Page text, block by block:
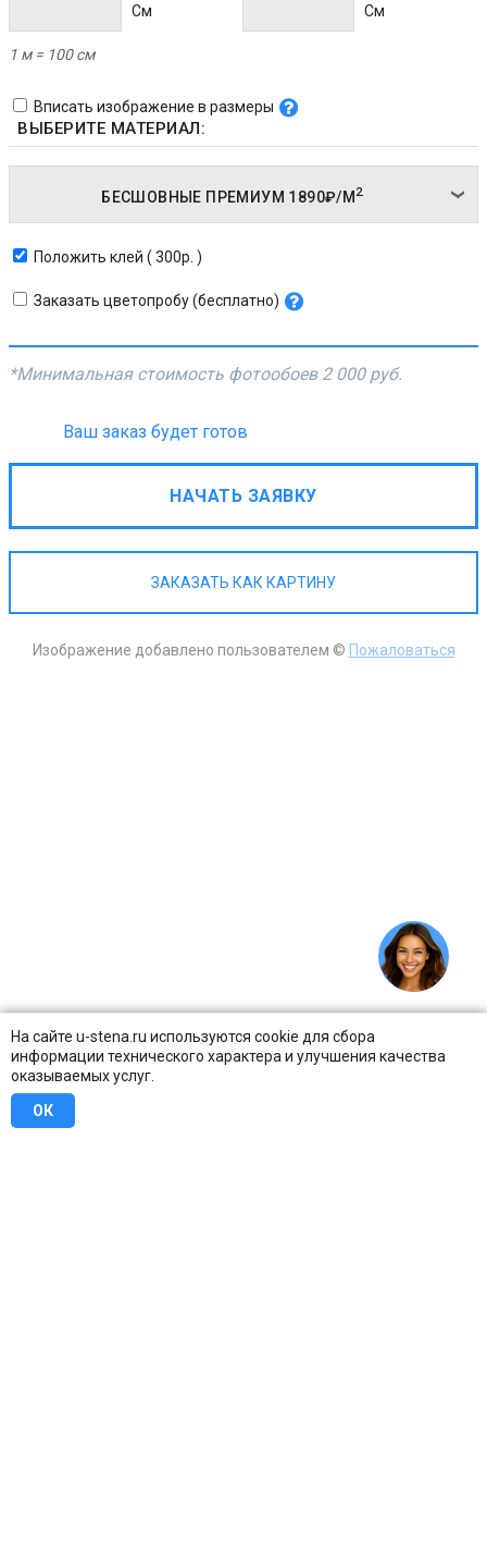
На сайте u-stena.ru используются cookie для сбора
информации технического характера и улучшения качества
оказываемых услуг.
ОК
Cм Cм
1 м = 100 см
Вписать изображение в размеры
ВЫБЕРИТЕ МАТЕРИАЛ:
БЕСШОВНЫЕ ПРЕМИУМ 1890₽/М 2
Положить клей ( 300р. )
Заказать цветопробу (бесплатно)
*Минимальная стоимость фотообоев 2 000 руб.
Ваш заказ будет готов
НАЧАТЬ ЗАЯВКУ
ЗАКАЗАТЬ КАК КАРТИНУ
Изображение добавлено пользователем © Пожаловаться